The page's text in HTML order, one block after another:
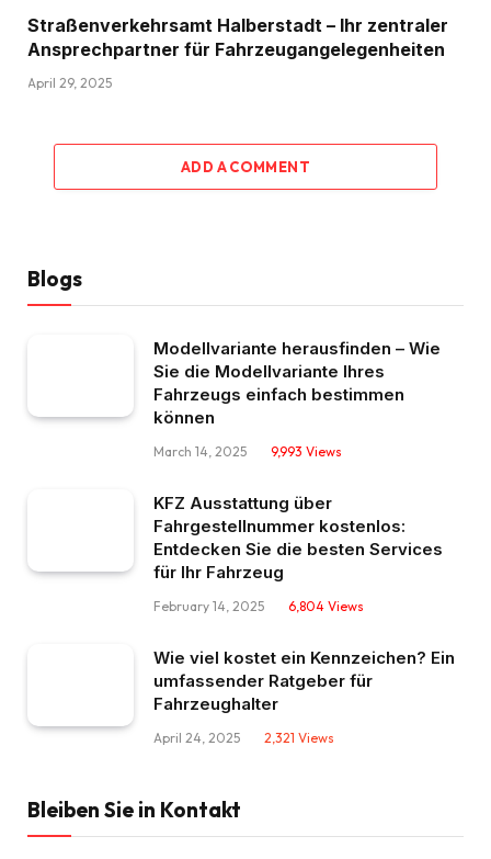
Straßenverkehrsamt Halberstadt – Ihr zentraler
Ansprechpartner für Fahrzeugangelegenheiten​
April 29, 2025
ADD A COMMENT
Blogs
Modellvariante herausfinden – Wie
Sie die Modellvariante Ihres
Fahrzeugs einfach bestimmen
können
March 14, 2025 9,993 Views
KFZ Ausstattung über
Fahrgestellnummer kostenlos:
Entdecken Sie die besten Services
für Ihr Fahrzeug
February 14, 2025 6,804 Views
Wie viel kostet ein Kennzeichen? Ein
umfassender Ratgeber für
Fahrzeughalter
April 24, 2025 2,321 Views
Bleiben Sie in Kontakt